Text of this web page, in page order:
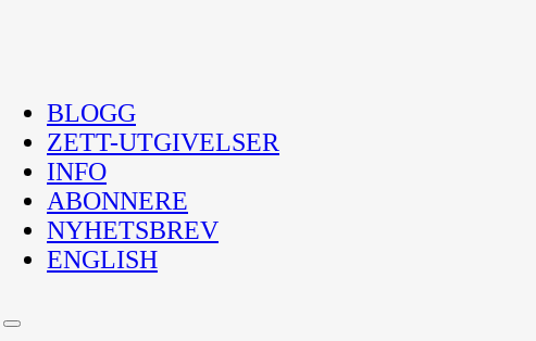
BLOGG
ZETT-UTGIVELSER
INFO
ABONNERE
NYHETSBREV
ENGLISH